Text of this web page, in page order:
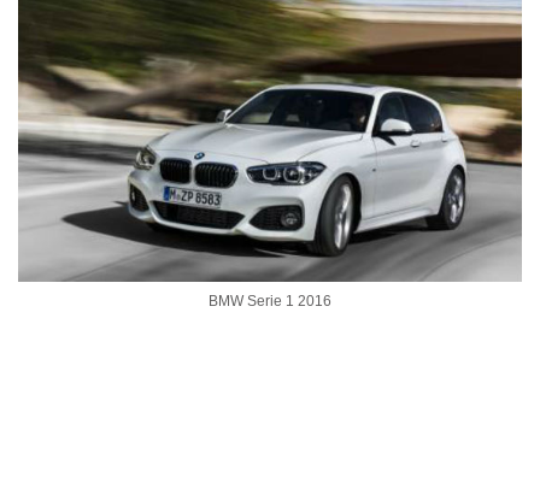
BMW Serie 1 2016